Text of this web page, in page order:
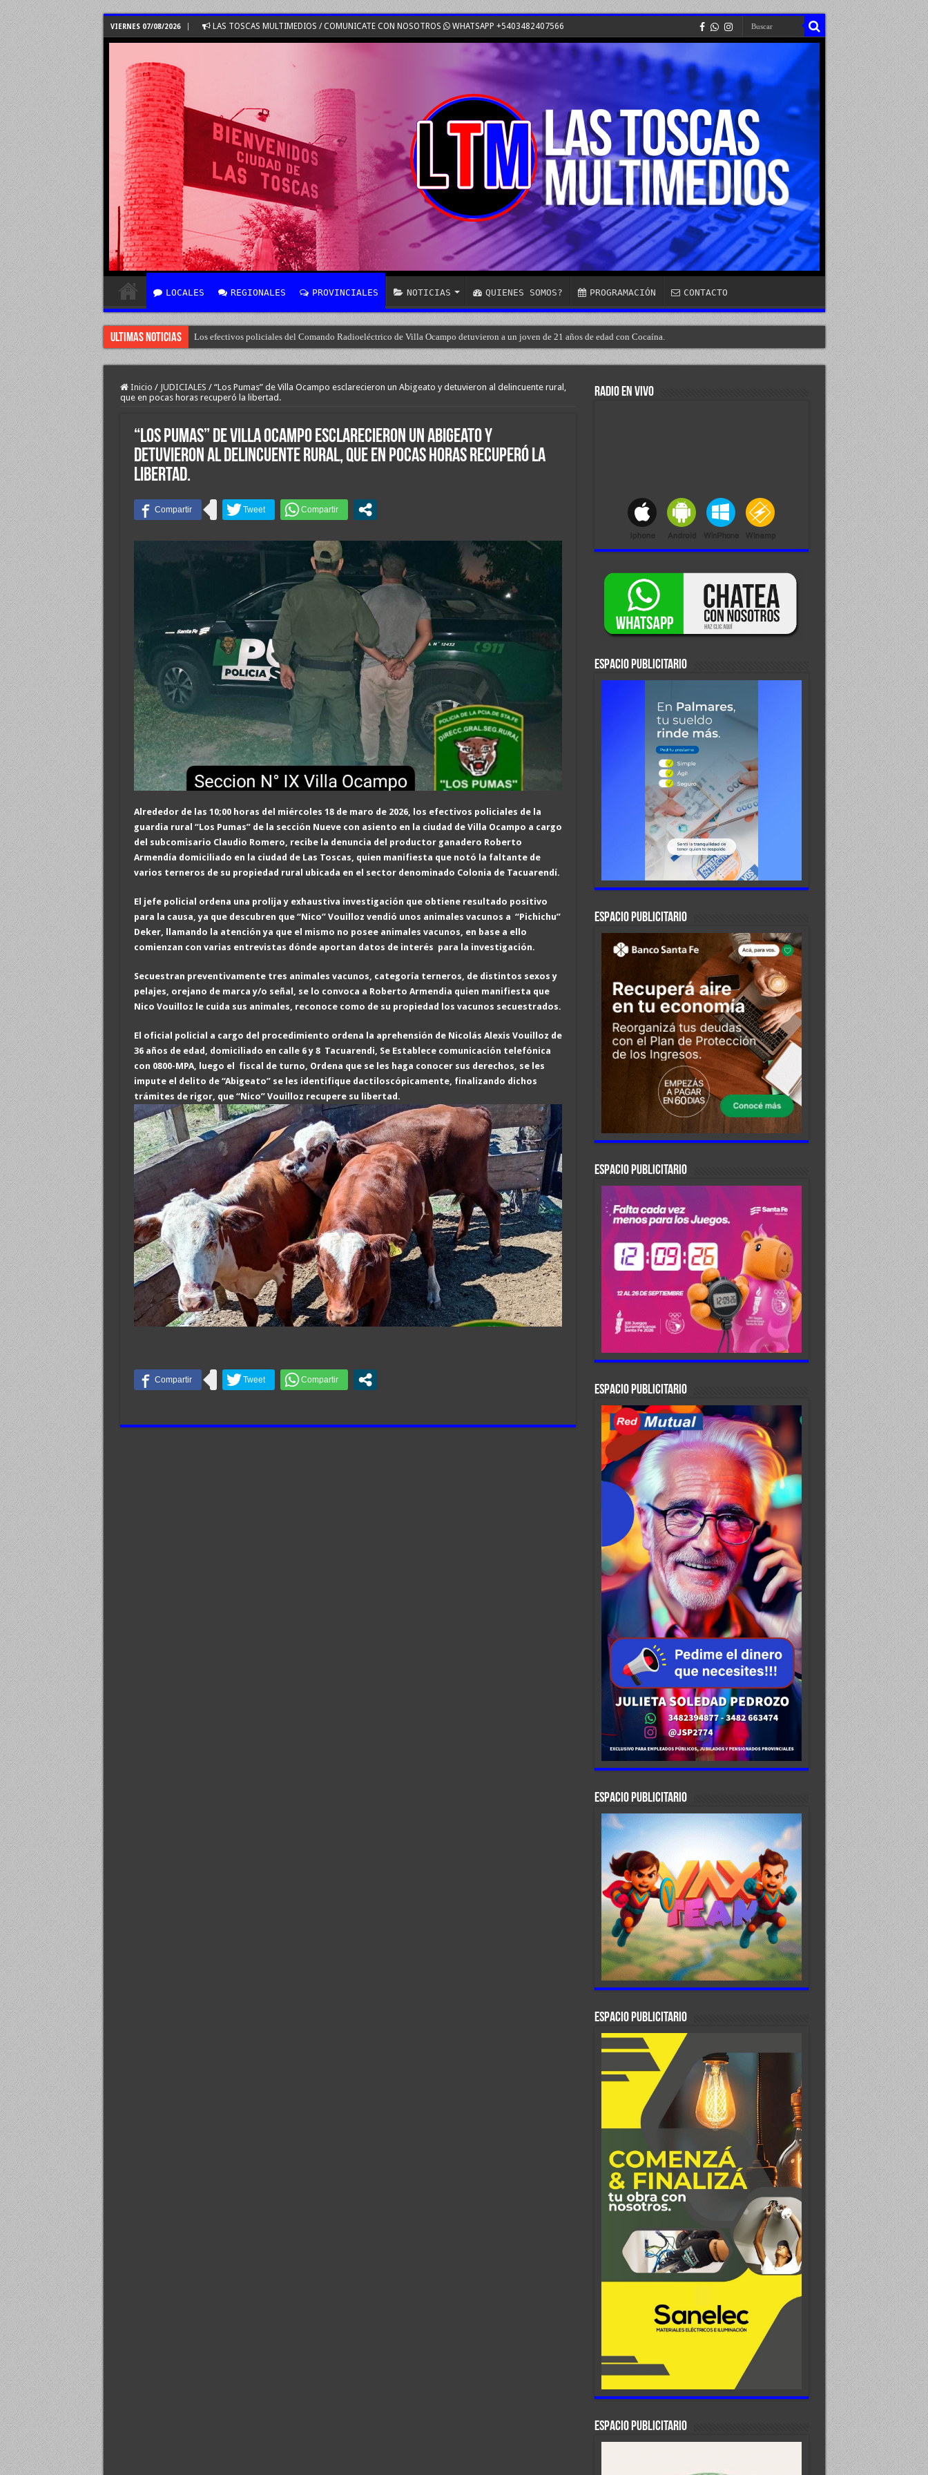
VIERNES 07/08/2026 LAS TOSCAS MULTIMEDIOS / COMUNICATE CON NOSOTROS WHATSAPP +5403482407566
LOCALES REGIONALES PROVINCIALES NOTICIAS QUIENES SOMOS? PROGRAMACIÓN CONTACTO
Ultimas Noticias Los efectivos policiales del Comando Radioeléctrico de Villa Ocampo detuvieron a un joven de 21 años de edad con Cocaína.
Inicio / JUDICIALES / “Los Pumas” de Villa Ocampo esclarecieron un Abigeato y detuvieron al delincuente rural,
que en pocas horas recuperó la libertad.
“Los Pumas” de Villa Ocampo esclarecieron un Abigeato y
detuvieron al delincuente rural, que en pocas horas recuperó la
libertad.
Alrededor de las 10;00 horas del miércoles 18 de maro de 2026, los efectivos policiales de la
guardia rural “Los Pumas” de la sección Nueve con asiento en la ciudad de Villa Ocampo a cargo
del subcomisario Claudio Romero, recibe la denuncia del productor ganadero Roberto
Armendía domiciliado en la ciudad de Las Toscas, quien manifiesta que notó la faltante de
varios terneros de su propiedad rural ubicada en el sector denominado Colonia de Tacuarendí.
El jefe policial ordena una prolija y exhaustiva investigación que obtiene resultado positivo
para la causa, ya quedescubren que “Nico” Vouilloz vendió unos animales vacunos a “Pichichu”
Deker, llamando la atención ya que el mismo no poseeanimales vacunos, en base a ello
comienzan con varias entrevistas dónde aportan datos de interés para la investigación.
Secuestran preventivamente tres animales vacunos, categoría terneros, de distintos sexos y
pelajes, orejano de marca y/o señal, se lo convoca a Roberto Armendia quien manifiesta que
Nico Vouilloz le cuida sus animales, reconoce como de su propiedad los vacunos secuestrados.
El oficial policial a cargo del procedimiento ordena la aprehensión de Nicolás Alexis Vouilloz de
36 años de edad, domiciliado en calle 6 y 8 Tacuarendi, Se Establece comunicación telefónica
con 0800-MPA, luego el fiscal de turno, Ordena que se les haga conocer sus derechos, se les
impute el delito de “Abigeato” se les identifique dactiloscópicamente, finalizando dichos
trámites de rigor, que “Nico”Vouilloz recupere su libertad.
RADIO EN VIVO
ESPACIO PUBLICITARIO
ESPACIO PUBLICITARIO
ESPACIO PUBLICITARIO
ESPACIO PUBLICITARIO
ESPACIO PUBLICITARIO
ESPACIO PUBLICITARIO
ESPACIO PUBLICITARIO